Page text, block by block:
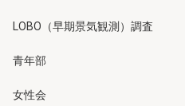
LOBO（早期景気観測）調査
青年部
女性会